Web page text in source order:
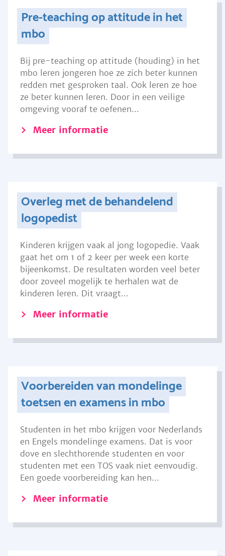
Pre-teaching op attitude in het
mbo
Bij pre-teaching op attitude (houding) in het
mbo leren jongeren hoe ze zich beter kunnen
redden met gesproken taal. Ook leren ze hoe
ze beter kunnen leren. Door in een veilige
omgeving vooraf te oefenen...
Meer informatie
Overleg met de behandelend
logopedist
Kinderen krijgen vaak al jong logopedie. Vaak
gaat het om 1 of 2 keer per week een korte
bijeenkomst. De resultaten worden veel beter
door zoveel mogelijk te herhalen wat de
kinderen leren. Dit vraagt...
Meer informatie
Voorbereiden van mondelinge
toetsen en examens in mbo
Studenten in het mbo krijgen voor Nederlands
en Engels mondelinge examens. Dat is voor
dove en slechthorende studenten en voor
studenten met een TOS vaak niet eenvoudig.
Een goede voorbereiding kan hen...
Meer informatie